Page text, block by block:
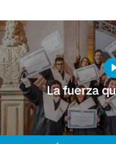
La fuerza